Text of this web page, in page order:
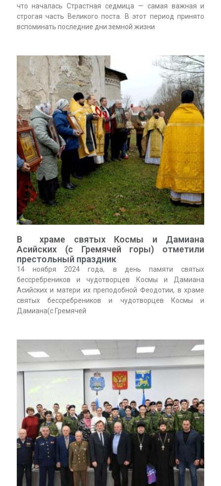
что началась Страстная седмица — самая важная и
строгая часть Великого поста. В этот период принято
вспоминать последние дни земной жизни
В храме святых Космы и Дамиана
Асийских (с Гремячей горы) отметили
престольный праздник
14 ноября 2024 года, в день памяти святых
бессребреников и чудотворцев Космы и Дамиана
Асийских и матери их преподобной Феодотии, в храме
святых бессребреников и чудотворцев Космы и
Дамиана(с Гремячей